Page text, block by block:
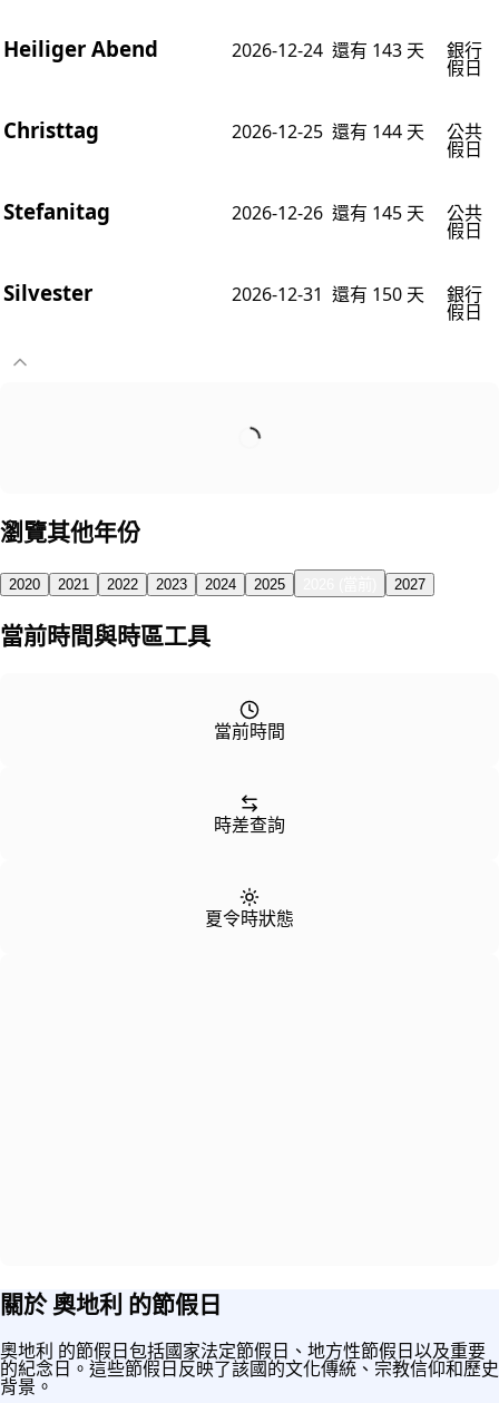
Heiliger Abend 2026-12-24 還有 143 天 銀行
假日
Christtag 2026-12-25 還有 144 天 公共
假日
Stefanitag 2026-12-26 還有 145 天 公共
假日
Silvester 2026-12-31 還有 150 天 銀行
假日
瀏覽其他年份
2020 2021 2022 2023 2024 2025 2027
當前時間與時區工具
當前時間
時差查詢
夏令時狀態
關於 奧地利 的節假日
奧地利 的節假日包括國家法定節假日、地方性節假日以及重要
的紀念日。這些節假日反映了該國的文化傳統、宗教信仰和歷史
背景。